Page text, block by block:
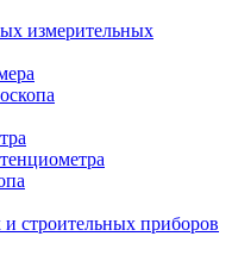
измерительных
и строительных приборов